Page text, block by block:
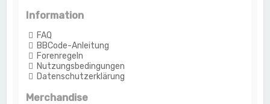
Information
FAQ
BBCode-Anleitung
Forenregeln
Nutzungsbedingungen
Datenschutzerklärung
Merchandise